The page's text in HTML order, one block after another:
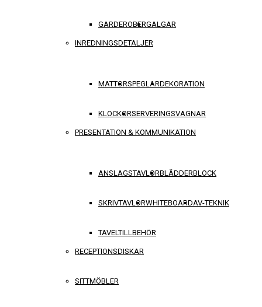
GARDEROBERGALGAR
INREDNINGSDETALJER
MATTORSPEGLARDEKORATION
KLOCKORSERVERINGSVAGNAR
PRESENTATION & KOMMUNIKATION
ANSLAGSTAVLORBLÄDDERBLOCK
SKRIVTAVLORWHITEBOARDAV-TEKNIK
TAVELTILLBEHÖR
RECEPTIONSDISKAR
SITTMÖBLER